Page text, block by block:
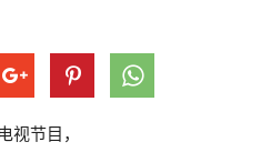
视节目，